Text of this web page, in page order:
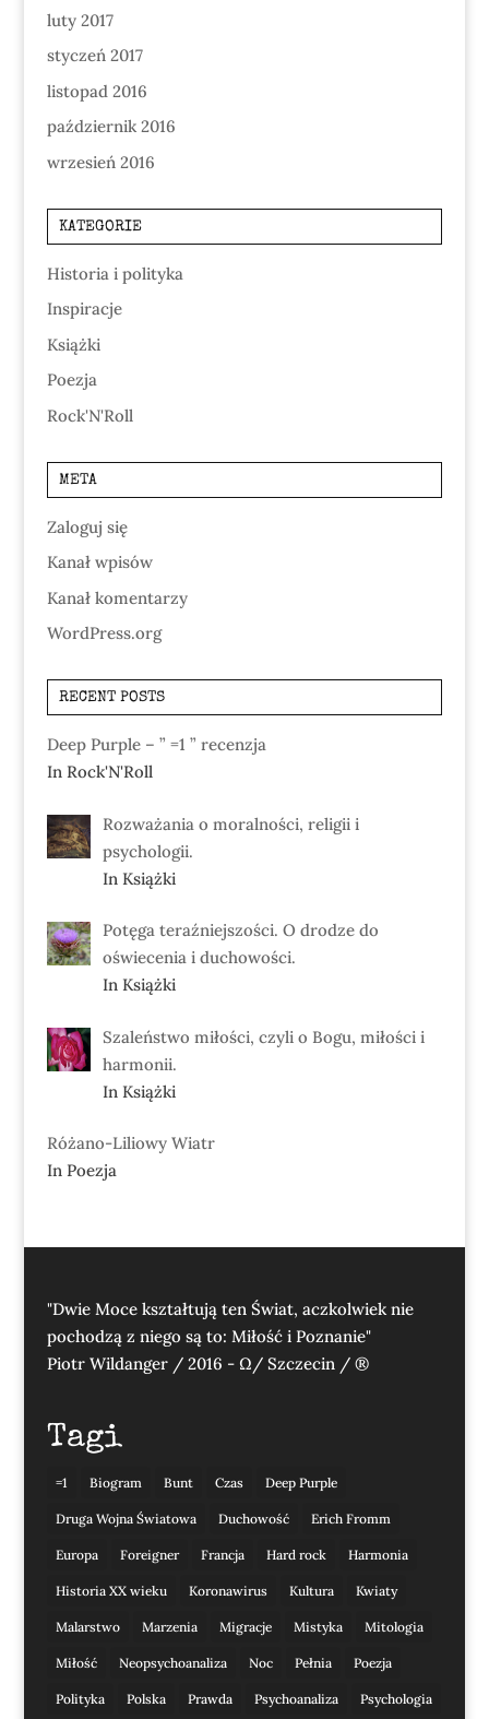
luty 2017
styczeń 2017
listopad 2016
październik 2016
wrzesień 2016
KATEGORIE
Historia i polityka
Inspiracje
Książki
Poezja
Rock'N'Roll
META
Zaloguj się
Kanał wpisów
Kanał komentarzy
WordPress.org
RECENT POSTS
Deep Purple – ” =1 ” recenzja
In Rock'N'Roll
Rozważania o moralności, religii i
psychologii.
In Książki
Potęga teraźniejszości. O drodze do
oświecenia i duchowości.
In Książki
Szaleństwo miłości, czyli o Bogu, miłości i
harmonii.
In Książki
Różano-Liliowy Wiatr
In Poezja
"Dwie Moce kształtują ten Świat, aczkolwiek nie
pochodzą z niego są to: Miłość i Poznanie"
Piotr Wildanger / 2016 - Ω/ Szczecin / ®
Tagi
=1 Biogram Bunt Czas Deep Purple
Druga Wojna Światowa Duchowość Erich Fromm
Europa Foreigner Francja Hard rock Harmonia
Historia XX wieku Koronawirus Kultura Kwiaty
Malarstwo Marzenia Migracje Mistyka Mitologia
Miłość Neopsychoanaliza Noc Pełnia Poezja
Polityka Polska Prawda Psychoanaliza Psychologia